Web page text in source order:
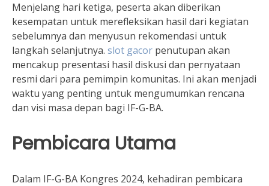
Menjelang hari ketiga, peserta akan diberikan
kesempatan untuk merefleksikan hasil dari kegiatan
sebelumnya dan menyusun rekomendasi untuk
langkah selanjutnya. slot gacor penutupan akan
mencakup presentasi hasil diskusi dan pernyataan
resmi dari para pemimpin komunitas. Ini akan menjadi
waktu yang penting untuk mengumumkan rencana
dan visi masa depan bagi IF-G-BA.
Pembicara Utama
Dalam IF-G-BA Kongres 2024, kehadiran pembicara